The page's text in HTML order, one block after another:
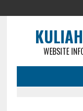
WEBSITE